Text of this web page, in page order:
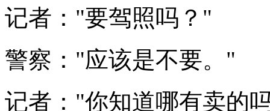
记者："要驾照吗？"
警察："应该是不要。"
记者："你知道哪有卖的